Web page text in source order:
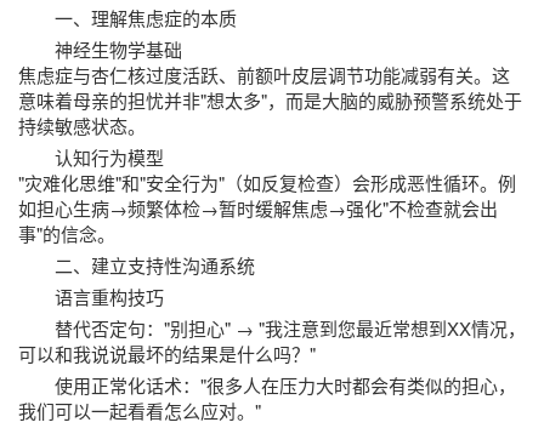
一、理解焦虑症的本质
神经生物学基础
焦虑症与杏仁核过度活跃、前额叶皮层调节功能减弱有关。这
意味着母亲的担忧并非"想太多"，而是大脑的威胁预警系统处于
持续敏感状态。
认知行为模型
"灾难化思维"和"安全行为"（如反复检查）会形成恶性循环。例
如担心生病→频繁体检→暂时缓解焦虑→强化"不检查就会出
事"的信念。
二、建立支持性沟通系统
语言重构技巧
替代否定句："别担心" → "我注意到您最近常想到XX情况，
可以和我说说最坏的结果是什么吗？"
使用正常化话术："很多人在压力大时都会有类似的担心，
我们可以一起看看怎么应对。"